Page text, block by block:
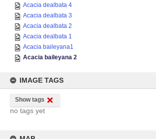
Acacia dealbata 4
Acacia dealbata 3
Acacia dealbata 2
Acacia dealbata 1
Acacia baileyana1
Acacia baileyana 2
IMAGE TAGS
Show tags
no tags yet